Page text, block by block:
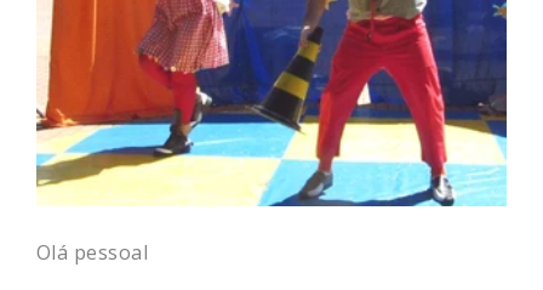
Olá pessoal